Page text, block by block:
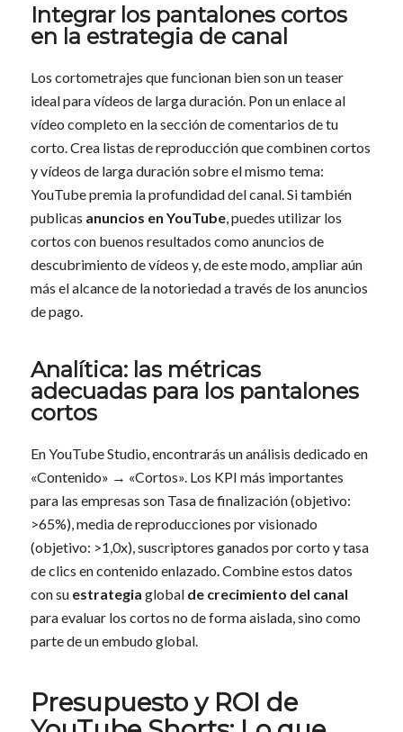
Integrar los pantalones cortos
en la estrategia de canal
Los cortometrajes que funcionan bien son un teaser
ideal para vídeos de larga duración. Pon un enlace al
vídeo completo en la sección de comentarios de tu
corto. Crea listas de reproducción que combinen cortos
y vídeos de larga duración sobre el mismo tema:
YouTube premia la profundidad del canal. Si también
publicas anuncios en YouTube, puedes utilizar los
cortos con buenos resultados como anuncios de
descubrimiento de vídeos y, de este modo, ampliar aún
más el alcance de la notoriedad a través de los anuncios
de pago.
Analítica: las métricas
adecuadas para los pantalones
cortos
En YouTube Studio, encontrarás un análisis dedicado en
«Contenido» → «Cortos». Los KPI más importantes
para las empresas son Tasa de finalización (objetivo:
>65%), media de reproducciones por visionado
(objetivo: >1,0x), suscriptores ganados por corto y tasa
de clics en contenido enlazado. Combine estos datos
con su estrategia global de crecimiento del canal
para evaluar los cortos no de forma aislada, sino como
parte de un embudo global.
Presupuesto y ROI de